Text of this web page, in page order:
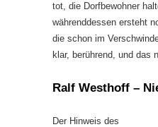
tot, die Dorfbewohner
währenddessen ersteht
die schon im
klar, berührend, und das
Ralf Westhoff –
Der Hinweis des